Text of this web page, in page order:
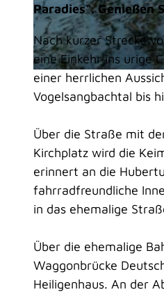
© Dominik Ketz, Kreis Mettmann |CC-BY-SA
Paradies“. Genießen
Nach kurzer Strecke
eine Einkehr ins urige
einer herrlichen
Vogelsangbachtal bis
Über die Straße mit
Kirchplatz wird die
erinnert an die
fahrradfreundliche
in das ehemalige
Über die ehemalige
Waggonbrücke
Heiligenhaus. An der